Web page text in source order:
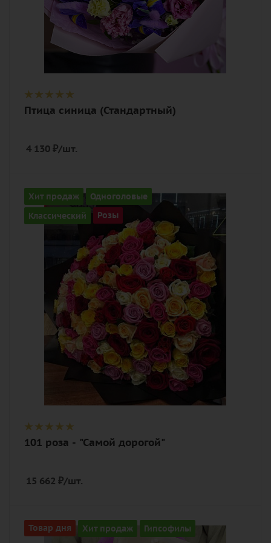
Птица синица (Стандартный)
4 130 ₽/шт.
Хит продаж
Одноголовые
Классический
Розы
Количество
101
разноцветный
Описание
роза, лента, дизайнерская упаковка
101 роза - "Самой дорогой"
15 662 ₽/шт.
Товар дня Хит продаж Гипсофилы
Количество